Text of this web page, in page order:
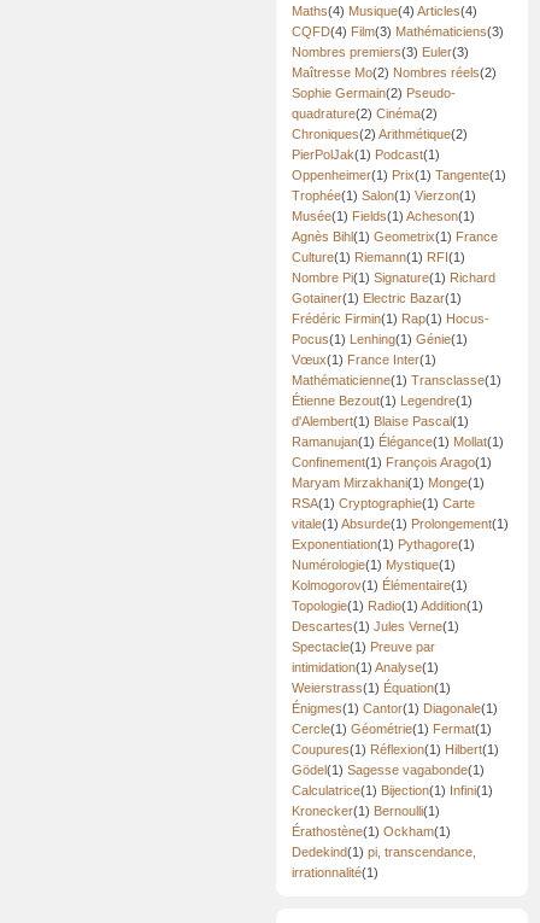
Maths(4) Musique(4) Articles(4)
CQFD(4) Film(3) Mathématiciens(3)
Nombres premiers(3) Euler(3)
Maîtresse Mo(2) Nombres réels(2)
Sophie Germain(2) Pseudo-
quadrature(2) Cinéma(2)
Chroniques(2) Arithmétique(2)
PierPolJak(1) Podcast(1)
Oppenheimer(1) Prix(1) Tangente(1)
Trophée(1) Salon(1) Vierzon(1)
Musée(1) Fields(1) Acheson(1)
Agnès Bihl(1) Geometrix(1) France
Culture(1) Riemann(1) RFI(1)
Nombre Pi(1) Signature(1) Richard
Gotainer(1) Electric Bazar(1)
Frédéric Firmin(1) Rap(1) Hocus-
Pocus(1) Lenhing(1) Génie(1)
Vœux(1) France Inter(1)
Mathématicienne(1) Transclasse(1)
Étienne Bezout(1) Legendre(1)
d'Alembert(1) Blaise Pascal(1)
Ramanujan(1) Élégance(1) Mollat(1)
Confinement(1) François Arago(1)
Maryam Mirzakhani(1) Monge(1)
RSA(1) Cryptographie(1) Carte
vitale(1) Absurde(1) Prolongement(1)
Exponentiation(1) Pythagore(1)
Numérologie(1) Mystique(1)
Kolmogorov(1) Élémentaire(1)
Topologie(1) Radio(1) Addition(1)
Descartes(1) Jules Verne(1)
Spectacle(1) Preuve par
intimidation(1) Analyse(1)
Weierstrass(1) Équation(1)
Énigmes(1) Cantor(1) Diagonale(1)
Cercle(1) Géométrie(1) Fermat(1)
Coupures(1) Réflexion(1) Hilbert(1)
Gödel(1) Sagesse vagabonde(1)
Calculatrice(1) Bijection(1) Infini(1)
Kronecker(1) Bernoulli(1)
Érathostène(1) Ockham(1)
Dedekind(1) pi, transcendance,
irrationnalité(1)